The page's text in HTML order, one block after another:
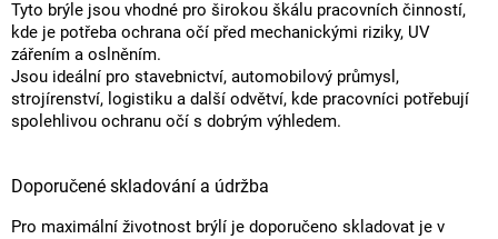
Tyto brýle jsou vhodné pro širokou škálu pracovních činností,
kde je potřeba ochrana očí před mechanickými riziky, UV
zářením a oslněním.
Jsou ideální pro stavebnictví, automobilový průmysl,
strojírenství, logistiku a další odvětví, kde pracovníci potřebují
spolehlivou ochranu očí s dobrým výhledem.
Doporučené skladování a údržba
Pro maximální životnost brýlí je doporučeno skladovat je v